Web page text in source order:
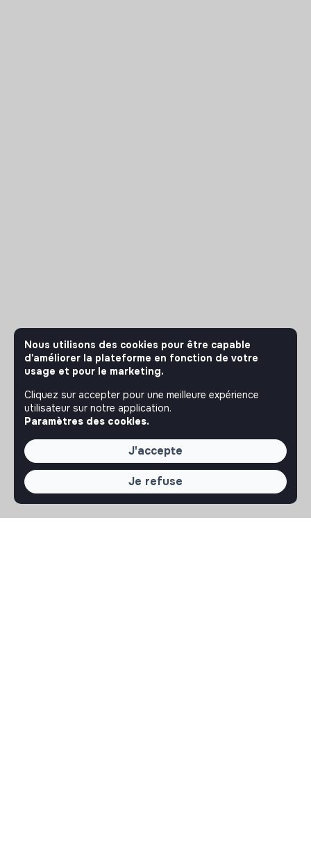
Nous utilisons des cookies pour être capable
d'améliorer la plateforme en fonction de votre
usage et pour le marketing.
Cliquez sur accepter pour une meilleure expérience
utilisateur sur notre application.
Paramètres des cookies.
J'accepte
Je refuse